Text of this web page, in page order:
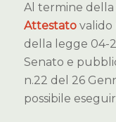
Al termine della
Attestatovalido
della legge 04-
Senato e
n.22 del 26
possibile